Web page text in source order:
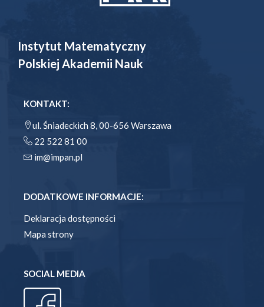
Instytut Matematyczny
Polskiej Akademii Nauk
KONTAKT:
ul. Śniadeckich 8, 00-656 Warszawa
22 522 81 00
im@impan.pl
DODATKOWE INFORMACJE:
Deklaracja dostępności
Mapa strony
SOCIAL MEDIA